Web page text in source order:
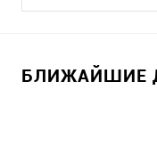
БЛИЖАЙШИЕ